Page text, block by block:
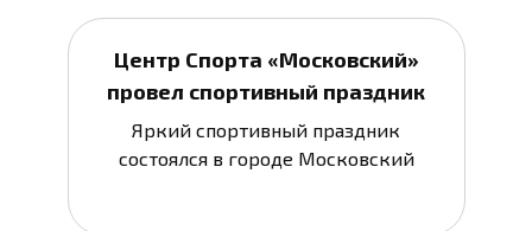
Центр Спорта «Московский»
провел спортивный праздник
Яркий спортивный праздник
состоялся в городе Московский